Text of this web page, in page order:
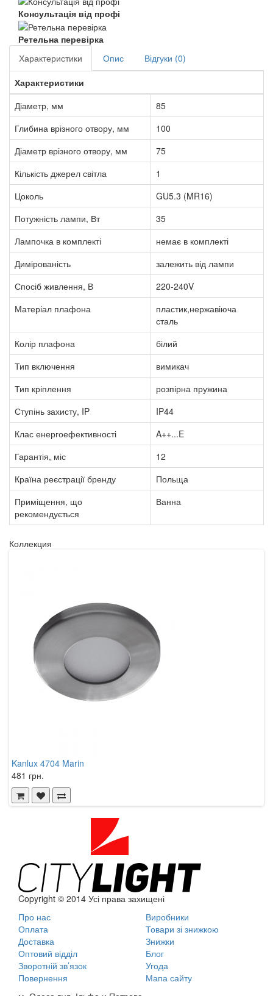
Консультація від профі
Ретельна перевірка
Характеристики
Опис
Відгуки (0)
Характеристики
Діаметр, мм
85
Глибина врізного отвору, мм
100
Діаметр врізного отвору, мм
75
Кількість джерел світла
1
Цоколь
GU5.3 (MR16)
Потужність лампи, Вт
35
Лампочка в комплекті
немає в комплекті
Димірованість
залежить від лампи
Спосіб живлення, В
220-240V
Матеріал плафона
пластик,нержавіюча
сталь
Колір плафона
білий
Тип включення
вимикач
Тип кріплення
розпірна пружина
Ступінь захисту, IP
IP44
Клас енергоефективності
A++...E
Гарантія, міс
12
Країна реєстрації бренду
Польща
Приміщення, що
рекомендується
Ванна
Коллекция
Kanlux 4704 Marin
481 грн.
Copyright © 2014 Усі права захищені
Про нас
Оплата
Доставка
Оптовий відділ
Зворотній зв’язок
Повернення
Виробники
Товари зі знижкою
Знижки
Блог
Угода
Мапа сайту